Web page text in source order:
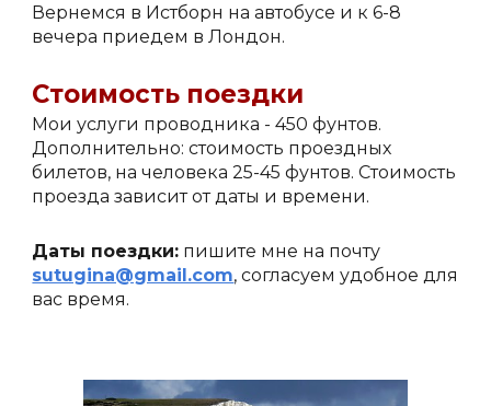
Вернемся в Истборн на автобусе и к 6-8
вечера приедем в Лондон.
Стоимость поездки
Мои услуги проводника - 450 фунтов.
Дополнительно: стоимость проездных
билетов, на человека 25-45 фунтов. Стоимость
проезда зависит от даты и времени.
Даты поездки:
sutugina@gmail.com, согласуем удобное для
вас время.